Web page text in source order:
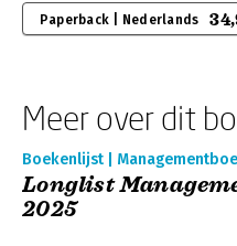
Paperback | Nederlands
Meer over dit
Boekenlijst |
Longlist
2025